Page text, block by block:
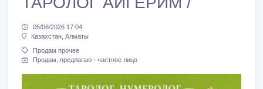
05/06/2026 17:04
Казахстан, Алматы
Продам прочее
Продам, предлагаю - частное лицо